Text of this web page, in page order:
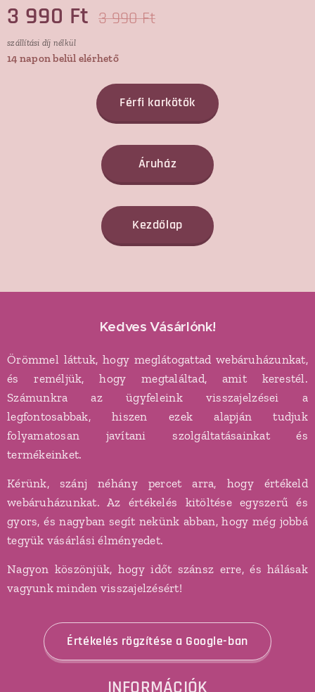
3 990 Ft 3 990Ft
szállítási díj nélkül
14 napon belül elérhető
Férfi karkötők
Áruház
Kezdőlap
Kedves Vásárlónk!
Örömmel láttuk, hogy meglátogattad webáruházunkat,
és reméljük, hogy megtaláltad, amit kerestél.
Számunkra az ügyfeleink visszajelzései a
legfontosabbak, hiszen ezek alapján tudjuk
folyamatosan javítani szolgáltatásainkat és
termékeinket.
Kérünk, szánj néhány percet arra, hogy értékeld
webáruházunkat. Az értékelés kitöltése egyszerű és
gyors, és nagyban segít nekünk abban, hogy még jobbá
tegyük vásárlási élményedet.
Nagyon köszönjük, hogy időt szánsz erre, és hálásak
vagyunk minden visszajelzésért!
Értékelés rögzítése a Google-ban